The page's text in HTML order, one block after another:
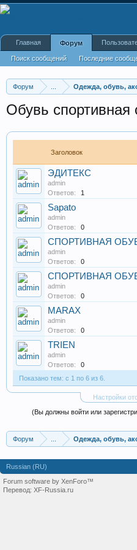
Форум Одежда, обувь,
Обувь спортивная
Заголовок
ЭДИТЕКС
admin
Ответов:
1
Sapato
admin
Ответов:
0
СПОРТИВНАЯ
admin
Ответов:
0
СПОРТИВНАЯ
admin
Ответов:
0
MARAX
admin
Ответов:
0
TRIEN
admin
Ответов:
0
Показано тем: с 1 по 6 из 6.
Настройки
(Вы должны войти или
Форум Одежда, обувь,
Главная Форум
Поиск сообщений Последние
Russian (RU)
Forum software by XenForo™
Перевод: XF-Russia.ru